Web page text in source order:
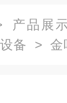
产品展
备 > 金